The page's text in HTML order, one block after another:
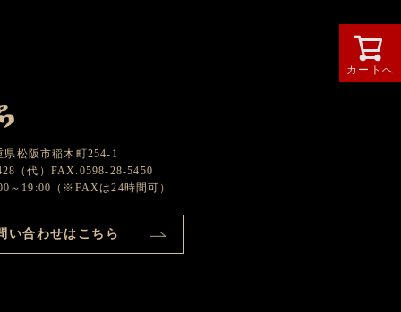
カートへ
県松阪市稲木町254-1
（代）FAX.0598-28-5450
～19:00（※FAXは24時間可）
い合わせはこちら